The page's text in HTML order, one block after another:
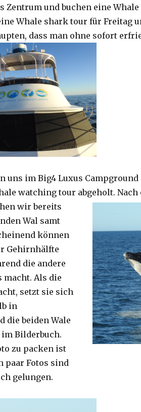
Zentrum und buchen eine
Whale shark tour für Freitag
dass man ohne sofort
uns im Big4 Luxus Campground
watching tour abgeholt.
wir bereits
Wal samt
können
Gehirnhälfte
die andere
macht. Als die
setzt sie sich
in
die beiden Wale
Bilderbuch.
zu packen ist
paar Fotos sind
gelungen.